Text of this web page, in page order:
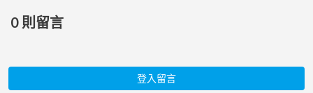
0 則留言
登入留言